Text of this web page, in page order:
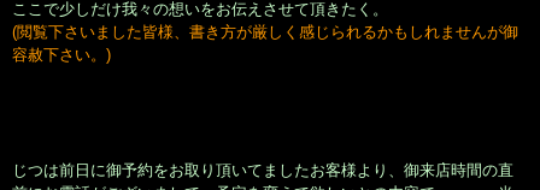
ここで少しだけ我々の想いをお伝えさせて頂きたく。
(閲覧下さいました皆様、書き方が厳しく感じられるかもしれませんが御
容赦下さい。)
じつは前日に御予約をお取り頂いてましたお客様より、御来店時間の直